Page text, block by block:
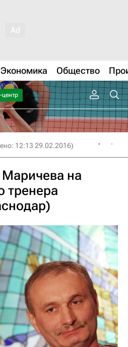
Экономика Общество
12:13 29.02.2016)
на
тренера